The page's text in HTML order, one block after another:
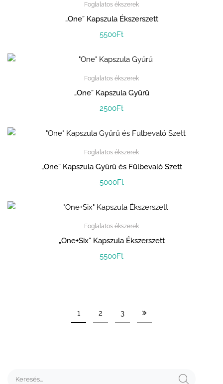
Foglalatos ékszerek
„One” Kapszula Ékszerszett
5500Ft
Foglalatos ékszerek
„One” Kapszula Gyűrű
2500Ft
Foglalatos ékszerek
„One” Kapszula Gyűrű és Fülbevaló Szett
5000Ft
Foglalatos ékszerek
„One+Six” Kapszula Ékszerszett
5500Ft
1 2 3